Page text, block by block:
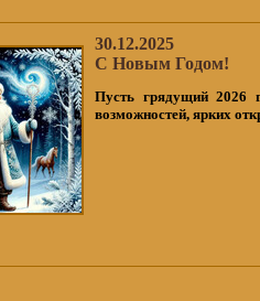
30.12.2025
С Новым Годом!
Пусть грядущий 2026
возможностей, ярких